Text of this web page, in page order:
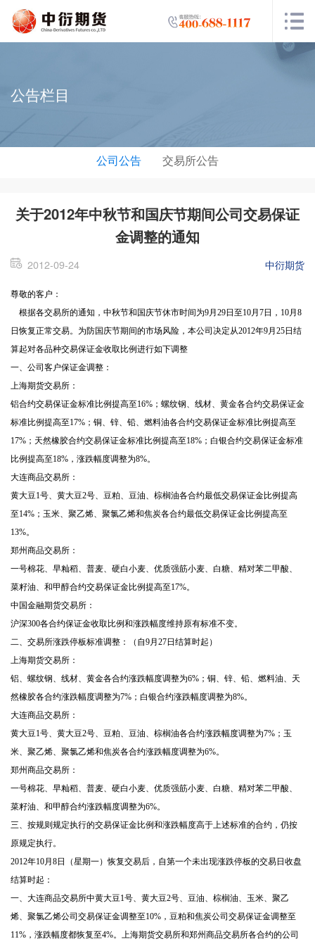
公告栏目
公司公告 交易所公告
关于2012年中秋节和国庆节期间公司交易保证
金调整的通知
2012-09-24 中衍期货
尊敬的客户：
根据各交易所的通知，中秋节和国庆节休市时间为9月 29日至10月 7日， 10月 8
日恢复正常交易。为防国庆节期间的市场风险，本公司决定从2012年9月 25日结
算起对各品种交易保证金收取比例进行如下调整
一、公司客户保证金调整：
上海期货交易所：
铝合约交易保证金标准比例提高至16%；螺纹钢、线材、黄金各合约交易保证金
标准比例提高至17%；铜、锌、铅、燃料油各合约交易保证金标准比例提高至
17%；天然橡胶合约交易保证金标准比例提高至18%；白银合约交易保证金标准
比例提高至18%，涨跌幅度调整为8%。
大连商品交易所：
黄大豆1号、黄大豆2号、豆粕、豆油、棕榈油各合约最低交易保证金比例提高
至14%；玉米、聚乙烯、聚氯乙烯和焦炭各合约最低交易保证金比例提高至
13%。
郑州商品交易所：
一号棉花、早籼稻、普麦、硬白小麦、优质强筋小麦、白糖、精对苯二甲酸、
菜籽油、和甲醇合约交易保证金比例提高至17%。
中国金融期货交易所：
沪深300各合约保证金收取比例和涨跌幅度维持原有标准不变。
二、交易所涨跌停板标准调整：（自9月 27日结算时起）
上海期货交易所：
铝、螺纹钢、线材、黄金各合约涨跌幅度调整为6%；铜、锌、铅、燃料油、天
然橡胶各合约涨跌幅度调整为7%；白银合约涨跌幅度调整为8%。
大连商品交易所：
黄大豆1号、黄大豆2号、豆粕、豆油、棕榈油各合约涨跌幅度调整为7%；玉
米、聚乙烯、聚氯乙烯和焦炭各合约涨跌幅度调整为6%。
郑州商品交易所：
一号棉花、早籼稻、普麦、硬白小麦、优质强筋小麦、白糖、精对苯二甲酸、
菜籽油、和甲醇合约涨跌幅度调整为6%。
三、按规则规定执行的交易保证金比例和涨跌幅度高于上述标准的合约，仍按
原规定执行。
2012年10月 8日（星期一）恢复交易后，自第一个未出现涨跌停板的交易日收盘
结算时起：
一、大连商品交易所中黄大豆1号、黄大豆2号、豆油、棕榈油、玉米、聚乙
烯、聚氯乙烯公司交易保证金调整至10%，豆粕和焦炭公司交易保证金调整至
11%，涨跌幅度都恢复至4%。上海期货交易所和郑州商品交易所各合约的公司